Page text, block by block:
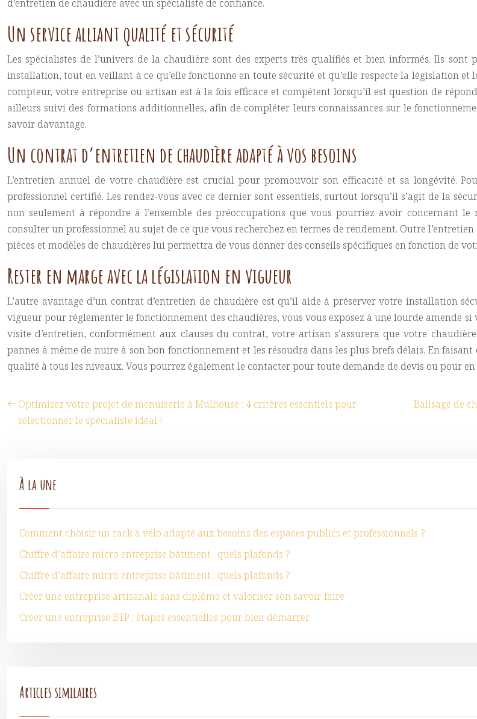
d’entretien de chaudière avec un spécialiste de confiance.
Un service alliant qualité et sécurité
Les spécialistes de l’univers de la chaudière sont des experts très qualifiés et bien informés. Ils
installation, tout en veillant à ce qu’elle fonctionne en toute sécurité et qu’elle respecte la législation
compteur, votre entreprise ou artisan est à la fois efficace et compétent lorsqu’il est question de
ailleurs suivi des formations additionnelles, afin de compléter leurs connaissances sur le
savoir davantage.
Un contrat d’entretien de chaudière adapté à vos besoins
L’entretien annuel de votre chaudière est crucial pour promouvoir son efficacité et sa longévité.
professionnel certifié. Les rendez-vous avec ce dernier sont essentiels, surtout lorsqu’il s’agit de la
non seulement à répondre à l’ensemble des préoccupations que vous pourriez avoir concernant
consulter un professionnel au sujet de ce que vous recherchez en termes de rendement. Outre l’entretien
pièces et modèles de chaudières lui permettra de vous donner des conseils spécifiques en fonction de
Rester en marge avec la législation en vigueur
L’autre avantage d’un contrat d’entretien de chaudière est qu’il aide à préserver votre installation
vigueur pour réglementer le fonctionnement des chaudières, vous vous exposez à une lourde amende si
visite d’entretien, conformément aux clauses du contrat, votre artisan s’assurera que votre
pannes à même de nuire à son bon fonctionnement et les résoudra dans les plus brefs délais. En
qualité à tous les niveaux. Vous pourrez également le contacter pour toute demande de devis ou pour
Optimisez votre projet de menuiserie à Mulhouse : 4 critères essentiels pour
sélectionner le spécialiste idéal !
Balisage de
À la une
Comment choisir un rack à vélo adapté aux besoins des espaces publics et professionnels ?
Chiffre d’affaire micro entreprise bâtiment : quels plafonds ?
Chiffre d’affaire micro entreprise bâtiment : quels plafonds ?
Créer une entreprise artisanale sans diplôme et valoriser son savoir-faire
Créer une entreprise BTP : étapes essentielles pour bien démarrer
Articles similaires